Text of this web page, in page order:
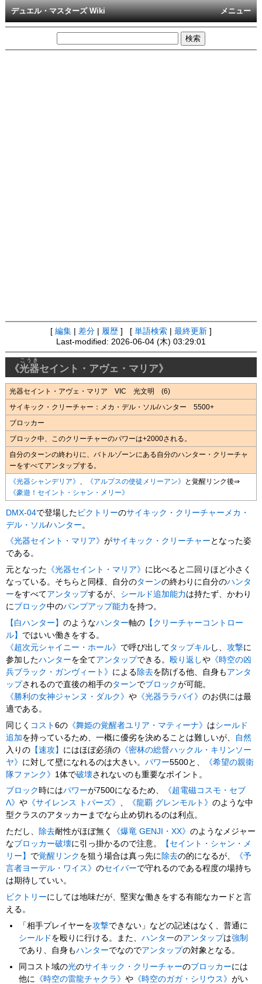
メニュー
デュエル・マスターズ Wiki
[ 編集 差分 履歴 ] [ 単語検索 最終更新 ]
Last-modified: 2026-06-04 (木) 03:29:01
《光器
こうき
セイント・アヴェ・マリア》
光器セイント・アヴェ・マリア VIC 光文明 (6)
サイキック・クリーチャー：メカ・デル・ソル/ハンター 5500+
ブロッカー
ブロック中、このクリーチャーのパワーは+2000される。
自分のターンの終わりに、バトルゾーンにある自分のハンター・クリーチャ
ーをすべてアンタップする。
《光器シャンデリア》 、 《アルプスの使徒メリーアン》 と覚醒リンク後⇒
《豪遊！セイント・シャン・メリー》
DMX-04で登場した ビクトリーのサイキック・クリーチャー メカ・
デル・ソル/ハンター 。
《光器セイント・マリア》がサイキック・クリーチャー となった姿
である。
元となった 《光器セイント・マリア》 に比べると二回りほど小さく
なっている。そちらと同様、自分のターンの終わりに自分のハンタ
ーをすべてアンタップするが、 シールド追加能力 は持たず、かわり
にブロック中のパンプアップ能力 を持つ。
【白ハンター】のようなハンター軸の 【クリーチャーコントロー
ル】 ではいい働きをする。
《超次元シャイニー・ホール》 で呼び出して タップキル し、攻撃に
参加したハンターを全てアンタップできる。 殴り返しや 《時空の凶
兵ブラック・ガンヴィート》 による 除去を防げる他、自身も アンタ
ップされるので直後の相手のターンでブロックが可能。
《勝利の女神ジャンヌ・ダルク》や 《光器ララバイ》のお供には最
適である。
同じく コスト6の 《舞姫の覚醒者ユリア・マティーナ》 はシールド
追加を持っているため、一概に優劣を決めることは難しいが、
自然
入りの 【速攻】 にはほぼ必須の 《密林の総督ハックル・キリンソー
ヤ》 に対して壁になれるのは大きい。パワー5500と、
《希望の親衛
隊ファンク》 1体で破壊されないのも重要なポイント。
ブロック 時にはパワーが7500になるため、
《超電磁コスモ・セブ
Λ》や 《サイレンス トパーズ》 、 《龍覇 グレンモルト》のような中
型クラスのアタッカーまでなら止め切れるのは利点。
ただし、
除去耐性がほぼ無く 《爆竜 GENJI・XX》のようなメジャー
なブロッカー破壊に引っ掛かるので注意。
【セイント・シャン・メ
リー】 で覚醒リンク を狙う場合は真っ先に 除去の的になるが、
《予
言者ヨーデル・ワイス》のセイバーで守れるのである程度の場持ち
は期待していい。
ビクトリーにしては地味だが、堅実な働きをする有能なカードと言
える。
「相手プレイヤーを攻撃できない」などの記述はなく、普通に
シールド を殴りに行ける。また、ハンターのアンタップは強制
であり、自身もハンターでなのでアンタップの対象となる。
同コスト域の光のサイキック・クリーチャーのブロッカーには
他に
《時空の雷龍チャクラ》や 《時空のガガ・シリウス》がい